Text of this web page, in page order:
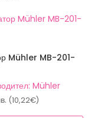
Mühler MB-201-
Mühler
(10,22€)